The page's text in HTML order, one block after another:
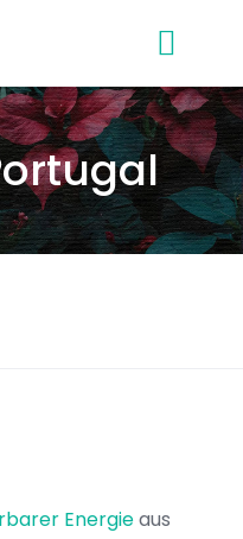
Energieaus